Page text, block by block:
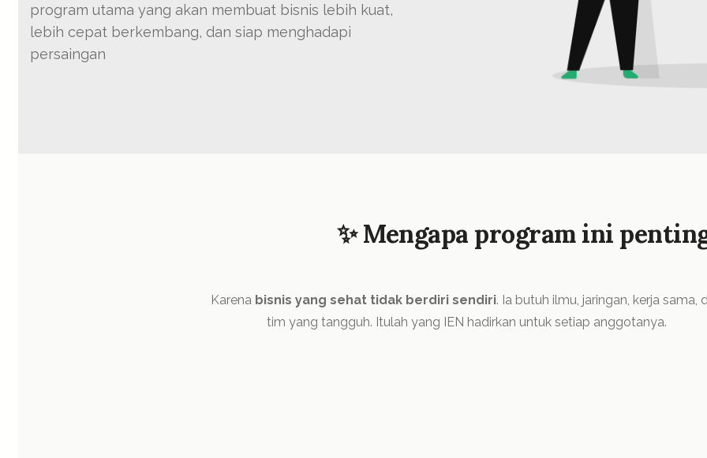
program utama yang akan membuat bisnis lebih kuat,
lebih cepat berkembang, dan siap menghadapi
persaingan
✨ Mengapa program ini
Karena bisnis yang sehat tidak berdiri sendiri. Ia butuh ilmu, jaringan, kerja sama,
tim yang tangguh. Itulah yang IEN hadirkan untuk setiap anggotanya.